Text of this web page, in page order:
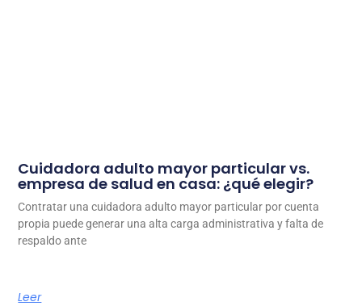
Cuidadora adulto mayor particular vs.
empresa de salud en casa: ¿qué elegir?
Contratar una cuidadora adulto mayor particular por cuenta
propia puede generar una alta carga administrativa y falta de
respaldo ante
Leer